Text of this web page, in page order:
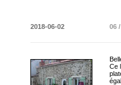
2018-06-02
06
Ce